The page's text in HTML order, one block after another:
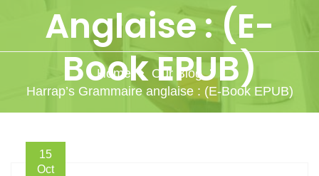
Anglaise : (E-
Book EPUB)
Home
Our Blog
Harrap’s Grammaire anglaise : (E-Book EPUB)
15
Oct